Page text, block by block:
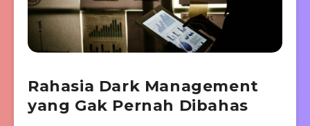
Rahasia Dark Management
yang Gak Pernah Dibahas